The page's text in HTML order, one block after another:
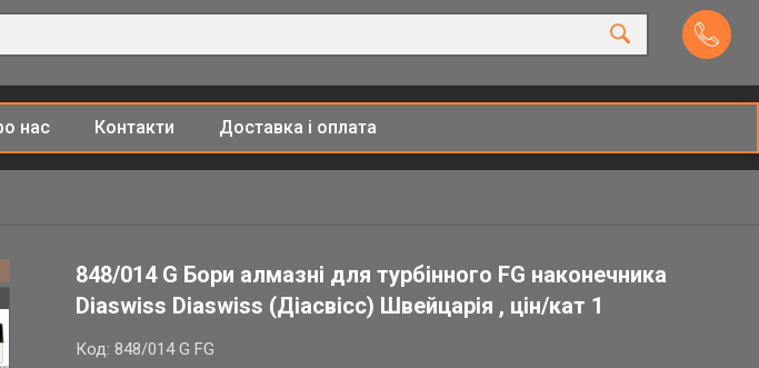
нас Контакти Доставка і оплата
848/014 G Бори алмазні для турбінного FG наконечника
Diaswiss Diaswiss (Діасвісс) Швейцарія , цін/кат 1
Код:848/014 G FG